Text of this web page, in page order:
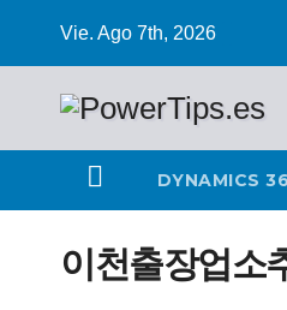
Vie. Ago 7th, 2026
DYNAMICS
이천출장업